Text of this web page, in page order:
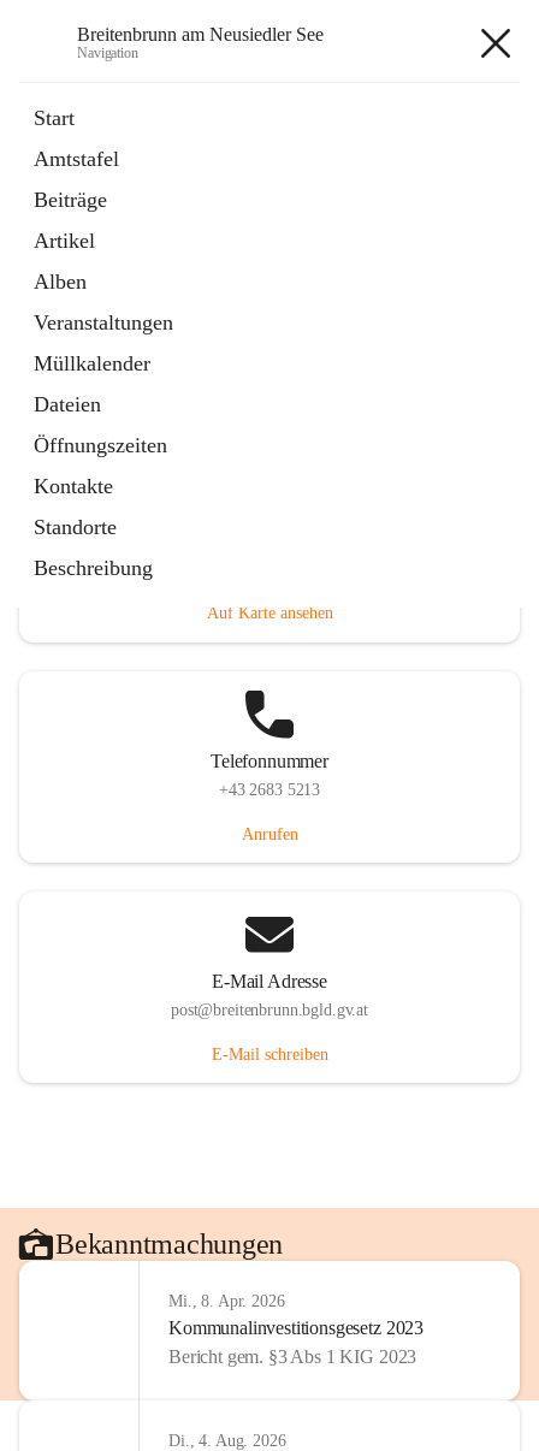
Breitenbrunn am Neusiedler See
Navigation
Start
Amtstafel
Beiträge
Artikel
Alben
Veranstaltungen
Müllkalender
Dateien
Öffnungszeiten
Kontakte
Standorte
Beschreibung
18 Schnellzugriffe
Gemeindeservice
Auf Karte ansehen
Telefonnummer
+43 2683 5213
Anrufen
E-Mail Adresse
post@breitenbrunn.bgld.gv.at
E-Mail schreiben
Bekanntmachungen
Mi., 8. Apr. 2026
Kommunalinvestitionsgesetz 2023
Bericht gem. §3 Abs 1 KIG 2023
Di., 4. Aug. 2026